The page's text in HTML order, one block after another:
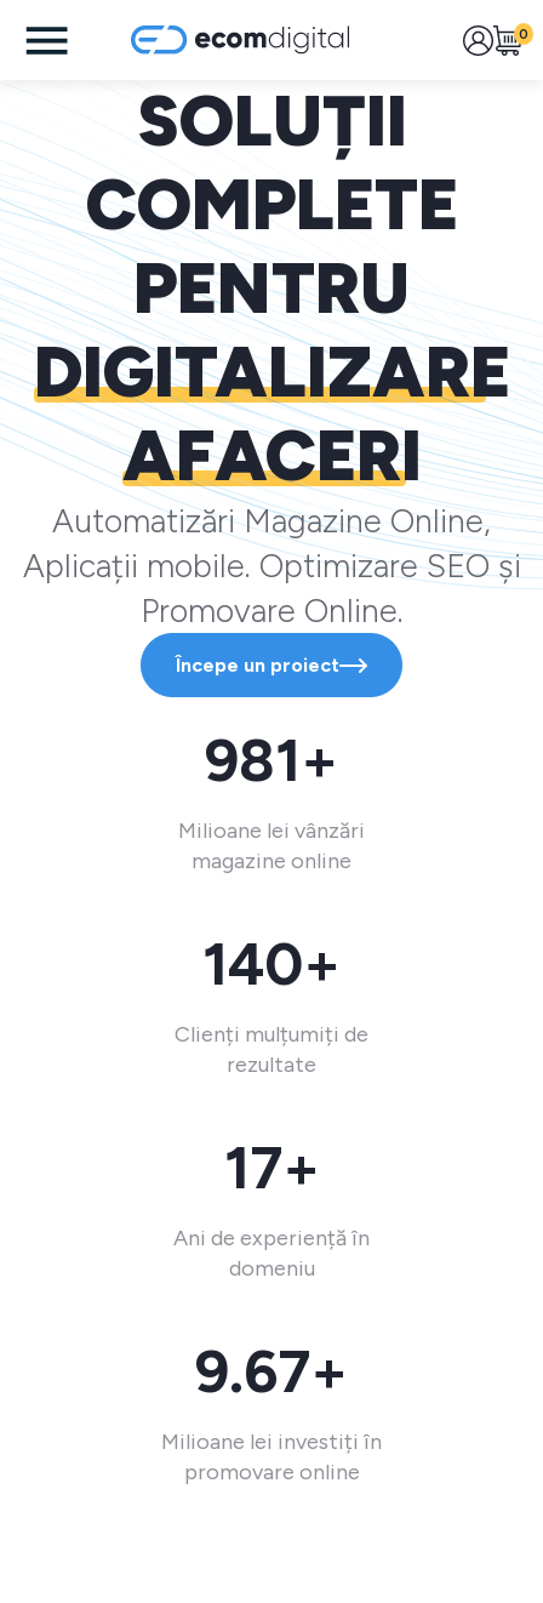
0
SOLUȚII
COMPLETE
PENTRU
DIGITALIZARE
AFACERI
Automatizări Magazine Online,
Aplicații mobile. Optimizare SEO și
Promovare Online.
Începe un proiect
981+
Milioane lei vânzări
magazine online
140+
Clienți mulțumiți de
rezultate
17+
Ani de experiență în
domeniu
9.67+
Milioane lei investiți în
promovare online